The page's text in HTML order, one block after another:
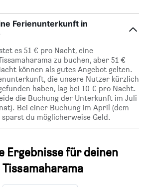
Ferienunterkunft in
es 51 € pro Nacht, eine
zu buchen, aber 51 €
können als gutes Angebot gelten.
die unsere Nutzer kürzlich
haben, lag bei 10 € pro Nacht.
die Buchung der Unterkunft im Juli
Bei einer Buchung im April (dem
du möglicherweise Geld.
Ergebnisse für deinen